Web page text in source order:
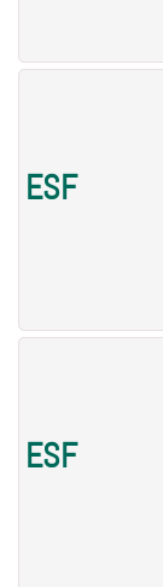
ESF
ESF